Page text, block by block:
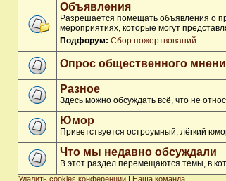
Объявления
Разрешается помещать объявления о
мероприятиях, которые могут
Подфорум: Сбор пожертвований
Опрос общественного
Разное
Здесь можно обсуждать всё, что не
Юмор
Приветствуется остроумный, лёгкий
Что мы недавно обсуждали
В этот раздел перемещаются темы, в
Удалить cookies конференции | Наша команда